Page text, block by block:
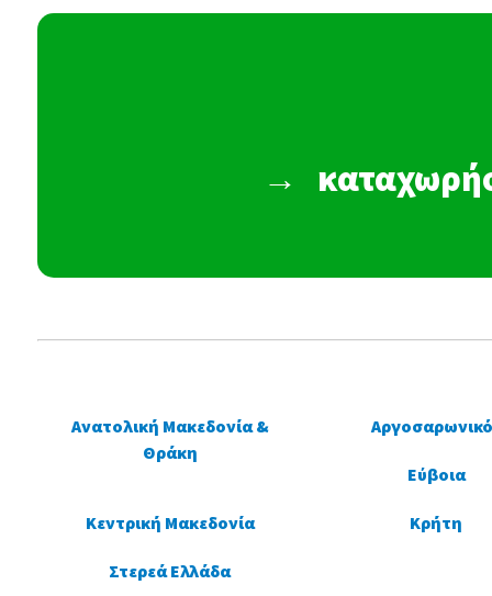
→
Ανατολική Μακεδονία &
Θράκη
Εύβοια
Κεντρική Μακεδονία
Κρήτη
Στερεά Ελλάδα